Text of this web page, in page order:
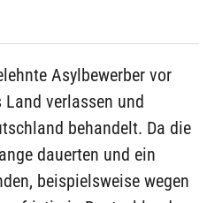
Asylbewerber vor
verlassen und
behandelt. Da die
dauerten und ein
beispielsweise wegen